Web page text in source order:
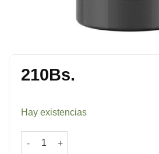
210Bs.
Hay existencias
Jimmy Choo Man 75 gr cantidad